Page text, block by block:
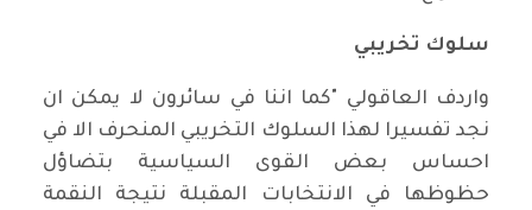
سلوك تخريبي
واردف العاقولي "كما اننا في سائرون لا يمكن ان
نجد تفسيرا لهذا السلوك التخريبي المنحرف الا في
احساس بعض القوى السياسية بتضاؤل
حظوظها في الانتخابات المقبلة نتيجة النقمة